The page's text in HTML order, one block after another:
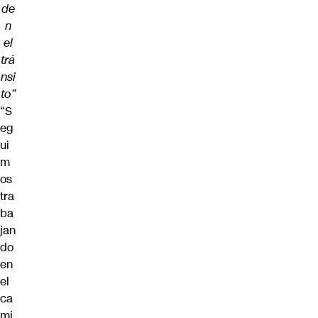
de
n
el
trá
nsi
to”
“S
eg
ui
m
os
tra
ba
jan
do
en
el
ca